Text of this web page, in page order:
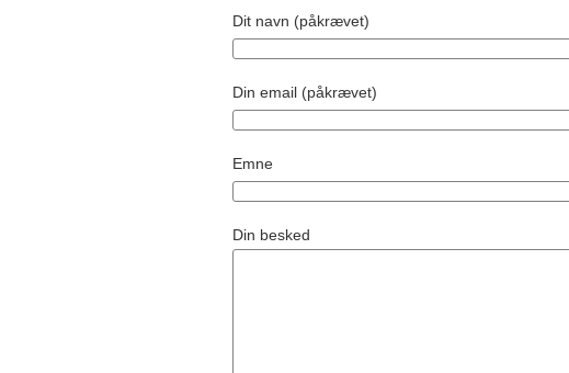
Dit navn (påkrævet)
Din email (påkrævet)
Emne
Din besked